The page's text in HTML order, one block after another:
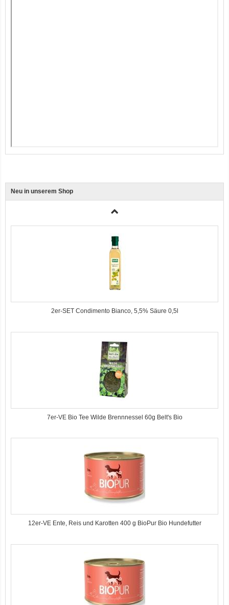
Neu in unserem Shop
2er-SET Condimento Bianco, 5,5% Säure 0,5l
7er-VE Bio Tee Wilde Brennnessel 60g Belt's Bio
12er-VE Ente, Reis und Karotten 400 g BioPur Bio Hundefutter